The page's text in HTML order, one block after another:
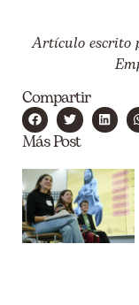
Artículo escrito
Compartir
Más Post